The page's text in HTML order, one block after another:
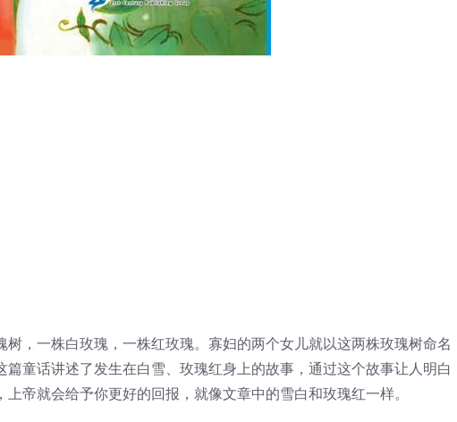
，一株白玫瑰，一株红玫瑰。寡妇的两个女儿就以这两株玫瑰树命名
童话讲述了发生在白雪、玫瑰红身上的故事，通过这个故事让人明白
帝就会给予你更好的回报，就像文章中的雪白和玫瑰红一样。